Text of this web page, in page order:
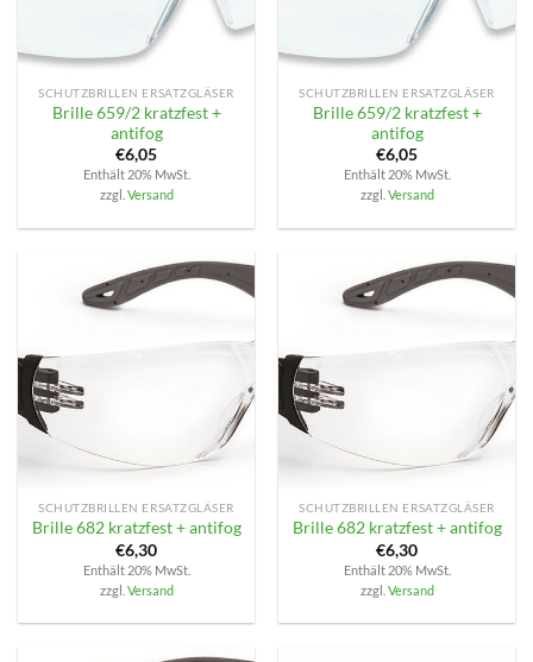
SCHUTZBRILLEN ERSATZGLÄSER
Brille 659/2 kratzfest +
antifog
€6,05
Enthält 20% MwSt.
zzgl. Versand
SCHUTZBRILLEN ERSATZGLÄSER
Brille 659/2 kratzfest +
antifog
€6,05
Enthält 20% MwSt.
zzgl. Versand
SCHUTZBRILLEN ERSATZGLÄSER
Brille 682 kratzfest + antifog
€6,30
Enthält 20% MwSt.
zzgl. Versand
SCHUTZBRILLEN ERSATZGLÄSER
Brille 682 kratzfest + antifog
€6,30
Enthält 20% MwSt.
zzgl. Versand